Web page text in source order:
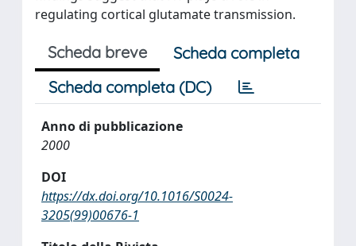
regulating cortical glutamate transmission.
Scheda breve
Scheda completa
Scheda completa (DC)
Anno di pubblicazione
2000
DOI
https://dx.doi.org/10.1016/S0024-
3205(99)00676-1